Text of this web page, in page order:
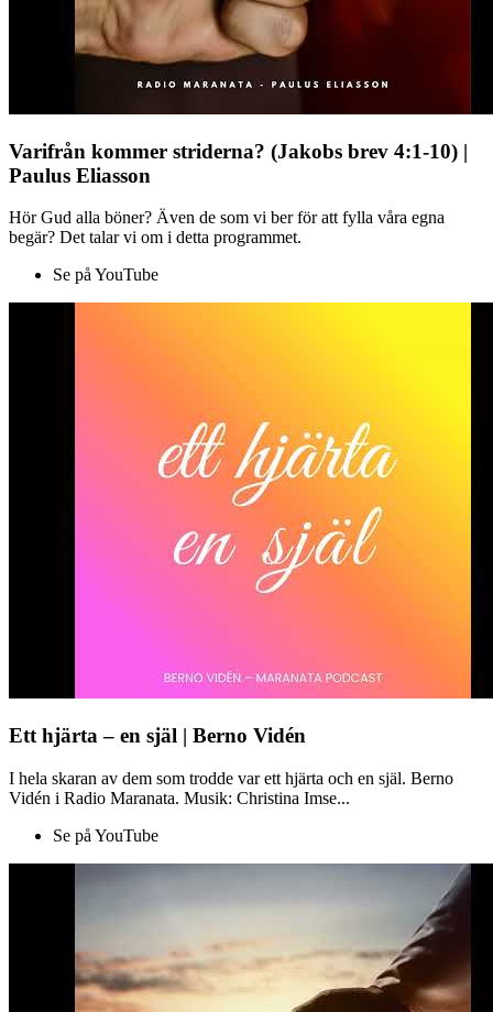
Varifrån kommer striderna? (Jakobs brev 4:1-10) |
Paulus Eliasson
Hör Gud alla böner? Även de som vi ber för att fylla våra egna
begär? Det talar vi om i detta programmet.
Se på YouTube
Ett hjärta – en själ | Berno Vidén
I hela skaran av dem som trodde var ett hjärta och en själ. Berno
Vidén i Radio Maranata. Musik: Christina Imse...
Se på YouTube